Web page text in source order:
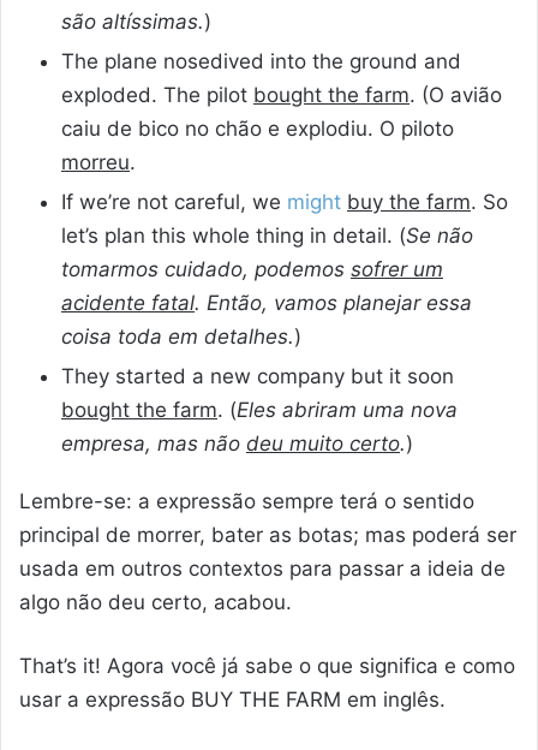
são altíssimas.)
The plane nosedived into the ground and
exploded. The pilot bought the farm. (O avião
caiu de bico no chão e explodiu. O piloto
morreu.
If we’re not careful, we might buy the farm. So
let’s plan this whole thing in detail. (Se não
tomarmos cuidado, podemos sofrer um
acidente fatal. Então, vamos planejar essa
coisa toda em detalhes.)
They started a new company but it soon
bought the farm. (Eles abriram uma nova
empresa, mas não deu muito certo.)
Lembre-se: a expressão sempre terá o sentido
principal de morrer, bater as botas; mas poderá ser
usada em outros contextos para passar a ideia de
algo não deu certo, acabou.
That’s it! Agora você já sabe o que significa e como
usar a expressão BUY THE FARM em inglês.